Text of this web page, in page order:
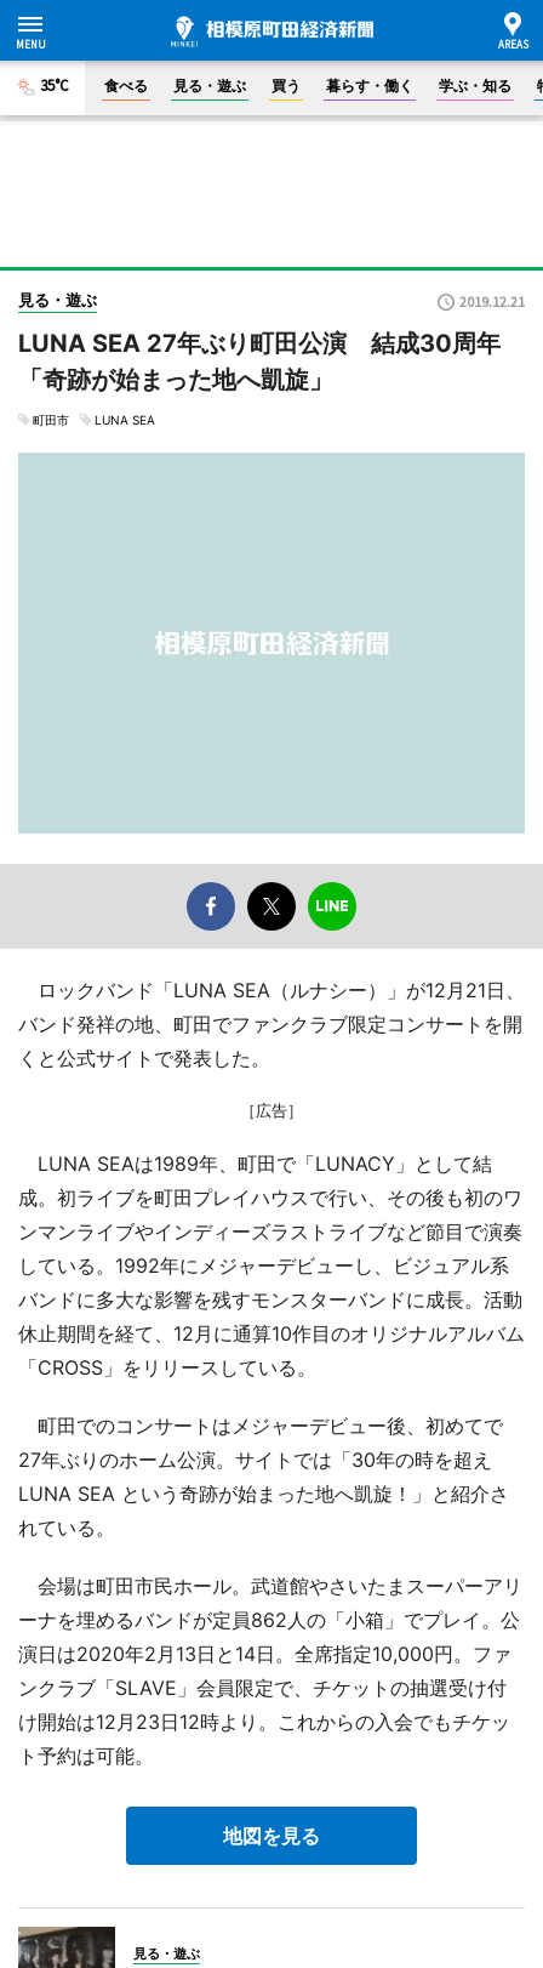
35°C 食べる 見る・遊ぶ 買う 暮らす・働く 学ぶ・知る
見る・遊ぶ 2019.12.21
LUNA SEA 27年ぶり町田公演 結成30周年
「奇跡が始まった地へ凱旋」
町田市 LUNA SEA
ロックバンド「LUNA SEA（ルナシー）」が12月21日、
バンド発祥の地、町田でファンクラブ限定コンサートを開
くと公式サイトで発表した。
［広告］
LUNA SEAは1989年、町田で「LUNACY」として結
成。初ライブを町田プレイハウスで行い、その後も初のワ
ンマンライブやインディーズラストライブなど節目で演奏
している。1992年にメジャーデビューし、ビジュアル系
バンドに多大な影響を残すモンスターバンドに成長。活動
休止期間を経て、12月に通算10作目のオリジナルアルバム
「CROSS」をリリースしている。
町田でのコンサートはメジャーデビュー後、初めてで
27年ぶりのホーム公演。サイトでは「30年の時を超え
LUNA SEA という奇跡が始まった地へ凱旋！」と紹介さ
れている。
会場は町田市民ホール。武道館やさいたまスーパーアリ
ーナを埋めるバンドが定員862人の「小箱」でプレイ。公
演日は2020年2月13日と14日。全席指定10,000円。ファ
ンクラブ「SLAVE」会員限定で、チケットの抽選受け付
け開始は12月23日12時より。これからの入会でもチケッ
ト予約は可能。
地図を見る
見る・遊ぶ